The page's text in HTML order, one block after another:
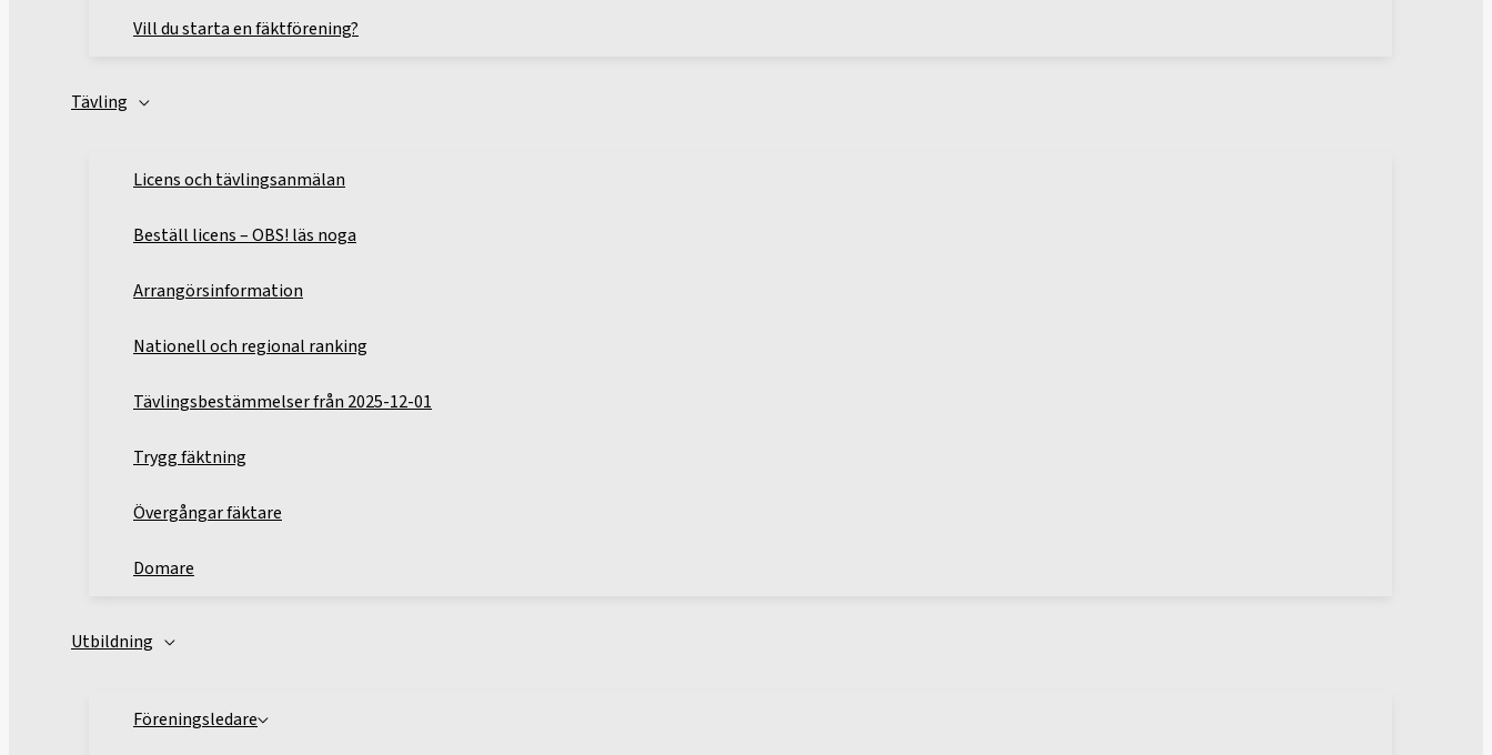
Vill du starta en fäktförening?
Tävling
Licens och tävlingsanmälan
Beställ licens – OBS! läs noga
Arrangörsinformation
Nationell och regional ranking
Tävlingsbestämmelser från 2025-12-01
Trygg fäktning
Övergångar fäktare
Domare
Utbildning
Föreningsledare